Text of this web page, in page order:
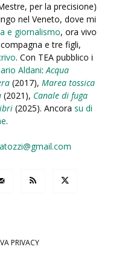
per la precisione)
nel Veneto, dove mi
e giornalismo, ora vivo
e tre figli,
. Con TEA pubblico i
Aldani:Acqua
(2017), Marea tossica
(2021), Canale di fuga
(2025). Ancora su di
.
PRIVACY